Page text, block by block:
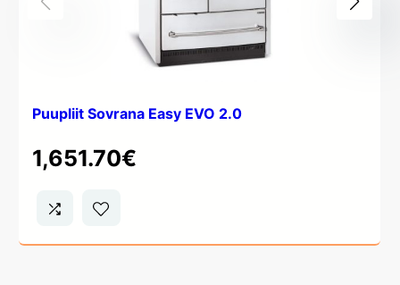
Puupliit Sovrana Easy EVO 2.0
1,651.70€